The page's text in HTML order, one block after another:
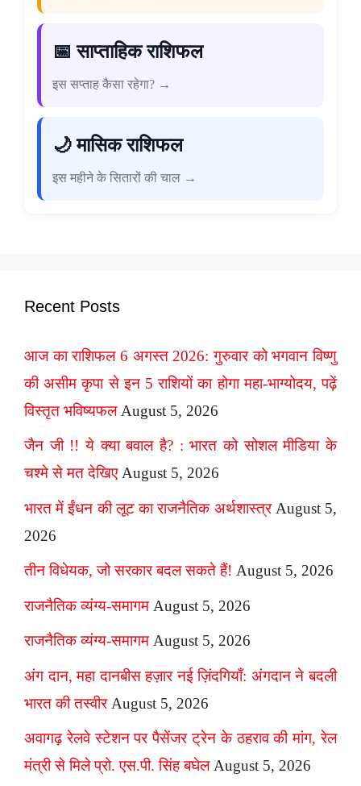
📅 साप्ताहिक राशिफल
इस सप्ताह कैसा रहेगा? →
🌙 मासिक राशिफल
इस महीने के सितारों की चाल →
Recent Posts
आज का राशिफल 6 अगस्त 2026: गुरुवार को भगवान विष्णु
की असीम कृपा से इन 5 राशियों का होगा महा-भाग्योदय, पढ़ें
विस्तृत भविष्यफल August 5, 2026
जैन जी !! ये क्या बवाल है? : भारत को सोशल मीडिया के
चश्मे से मत देखिए August 5, 2026
भारत में ईंधन की लूट का राजनैतिक अर्थशास्त्र August 5,
2026
तीन विधेयक, जो सरकार बदल सकते हैं! August 5, 2026
राजनैतिक व्यंग्य-समागम August 5, 2026
राजनैतिक व्यंग्य-समागम August 5, 2026
अंग दान, महा दानबीस हज़ार नई ज़िंदगियाँ: अंगदान ने बदली
भारत की तस्वीर August 5, 2026
अवागढ़ रेलवे स्टेशन पर पैसेंजर ट्रेन के ठहराव की मांग, रेल
मंत्री से मिले प्रो. एस.पी. सिंह बघेल August 5, 2026